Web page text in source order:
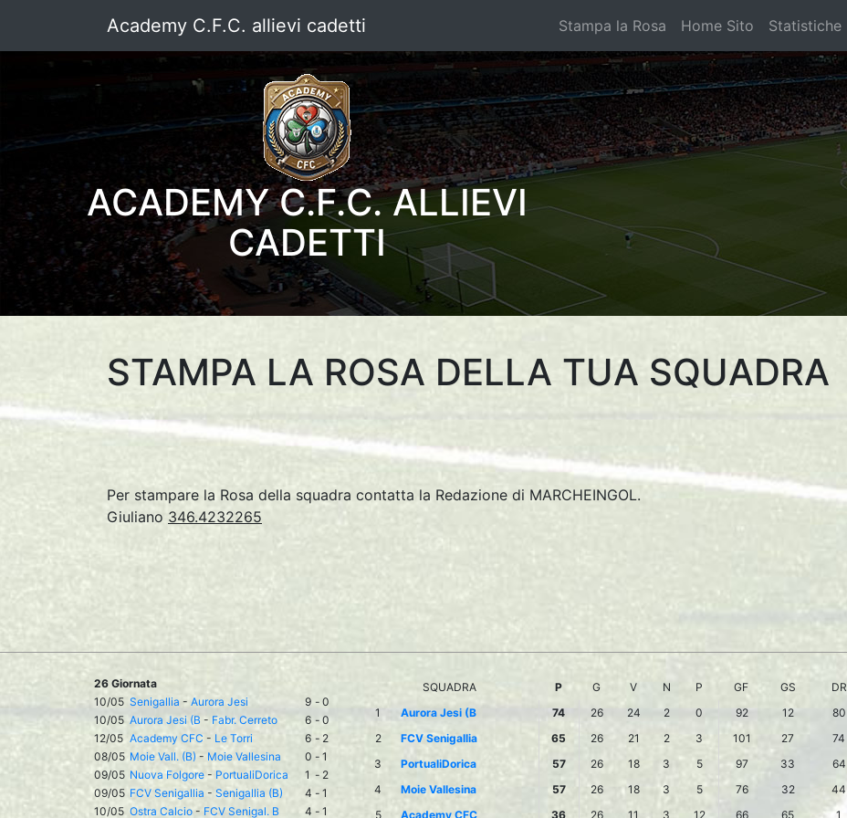
Academy C.F.C. allievi cadetti Stampa la Rosa Home Sito Statistiche
ACADEMY C.F.C. ALLIEVI
CADETTI
STAMPA LA ROSA DELLA TUA SQUADRA
Per stampare la Rosa della squadra contatta la Redazione di MARCHEINGOL.
Giuliano 346.4232265
26 Giornata
10/05 Senigallia - Aurora Jesi 9 - 0
10/05 Aurora Jesi (B - Fabr. Cerreto 6 - 0
12/05 Academy CFC - Le Torri 6 - 2
08/05 Moie Vall. (B) - Moie Vallesina 0 - 1
09/05 Nuova Folgore - PortualiDorica 1 - 2
09/05 FCV Senigallia - Senigallia (B) 4 - 1
10/05 Ostra Calcio - FCV Senigal. B 4 - 1
SQUADRA P G V N P GF GS
DR
1
Aurora Jesi (B 74 26 24 2 0 92 12
80
2
FCV Senigallia 65 26 21 2 3 101 27
74
3
PortualiDorica 57 26 18 3 5 97 33
64
4
Moie Vallesina 57 26 18 3 5 76 32
44
5
Academy CFC 36 26 11 3 12 66 65 1